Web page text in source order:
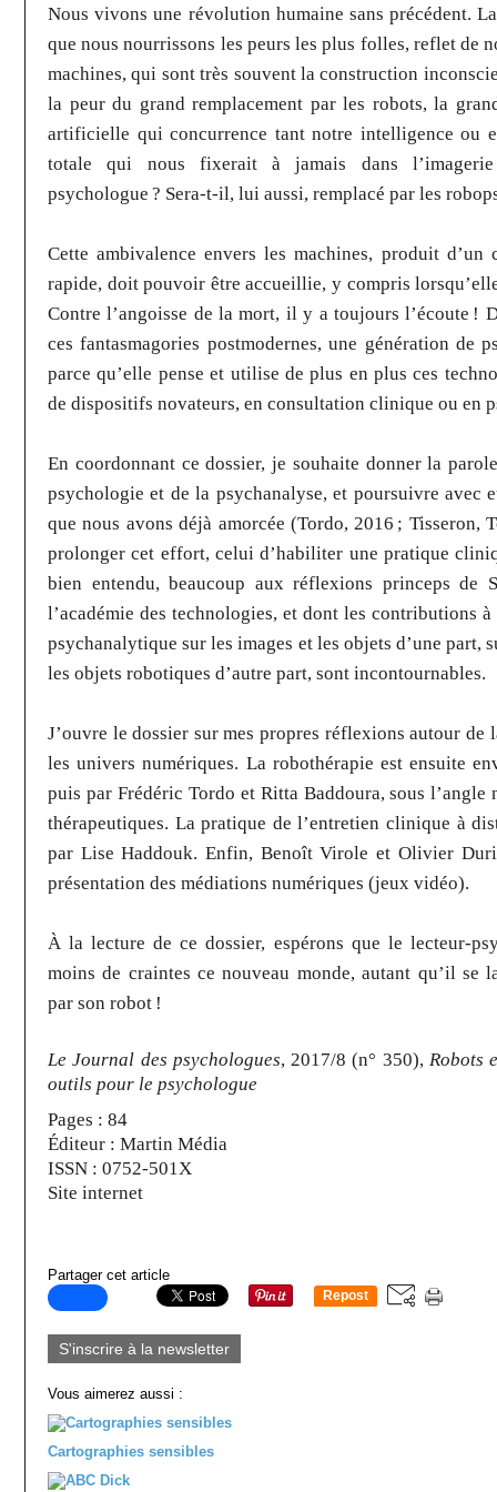
Nous vivons une révolution humaine sans précédent.
que nous nourrissons les peurs les plus folles, reflet de
machines, qui sont très souvent la construction
la peur du grand remplacement par les robots, la
artificielle qui concurrence tant notre intelligence ou
totale qui nous fixerait à jamais dans
psychologue ? Sera-t-il, lui aussi, remplacé par les
Cette ambivalence envers les machines, produit d’un
rapide, doit pouvoir être accueillie, y compris
Contre l’angoisse de la mort, il y a toujours l’écoute !
ces fantasmagories postmodernes, une génération de
parce qu’elle pense et utilise de plus en plus ces
de dispositifs novateurs, en consultation clinique ou en
En coordonnant ce dossier, je souhaite donner la
psychologie et de la psychanalyse, et poursuivre avec
que nous avons déjà amorcée (Tordo, 2016 ; Tisseron,
prolonger cet effort, celui d’habiliter une pratique
bien entendu, beaucoup aux réflexions princeps de
l’académie des technologies, et dont les contributions
psychanalytique sur les images et les objets d’une part,
les objets robotiques d’autre part, sont incontournables.
J’ouvre le dossier sur mes propres réflexions autour de
les univers numériques. La robothérapie est ensuite
puis par Frédéric Tordo et Ritta Baddoura, sous l’angle
thérapeutiques. La pratique de l’entretien clinique à
par Lise Haddouk. Enfin, Benoît Virole et Olivier
présentation des médiations numériques (jeux vidéo).
À la lecture de ce dossier, espérons que le lecteur-
moins de craintes ce nouveau monde, autant qu’il se
par son robot !
Le Journal des psychologues, 2017/8 (n° 350), Robots
outils pour le psychologue
Pages : 84
Éditeur : Martin Média
ISSN : 0752-501X
Site internet
Partager cet article
Repost
S'inscrire à la newsletter
Vous aimerez aussi :
Cartographies sensibles